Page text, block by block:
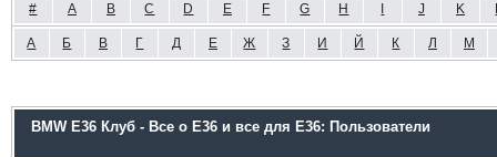
# A B C D E F G H J K
А Б В Г Д Е Ж З И Й К Л М
BMW E36 Клуб - Все о Е36 и все для Е36: Пользователи